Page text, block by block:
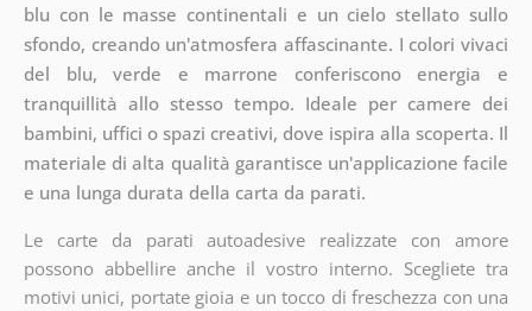
blu con le masse continentali e un cielo stellato sullo
sfondo, creando un'atmosfera affascinante. I colori vivaci
del blu, verde e marrone conferiscono energia e
tranquillità allo stesso tempo. Ideale per camere dei
bambini, uffici o spazi creativi, dove ispira alla scoperta. Il
materiale di alta qualità garantisce un'applicazione facile
e una lunga durata della carta da parati.
Le carte da parati autoadesive realizzate con amore
possono abbellire anche il vostro interno. Scegliete tra
motivi unici, portate gioia e un tocco di freschezza con una